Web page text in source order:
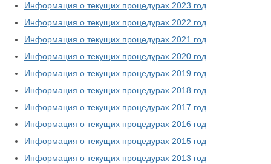
Информация о текущих процедурах 2023 год
Информация о текущих процедурах 2022 год
Информация о текущих процедурах 2021 год
Информация о текущих процедурах 2020 год
Информация о текущих процедурах 2019 год
Информация о текущих процедурах 2018 год
Информация о текущих процедурах 2017 год
Информация о текущих процедурах 2016 год
Информация о текущих процедурах 2015 год
Информация о текущих процедурах 2013 год